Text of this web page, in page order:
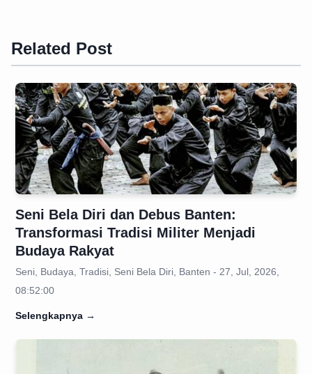
Related Post
Seni Bela Diri dan Debus Banten:
Transformasi Tradisi Militer Menjadi
Budaya Rakyat
Seni, Budaya, Tradisi, Seni Bela Diri, Banten - 27, Jul, 2026,
08:52:00
Selengkapnya →